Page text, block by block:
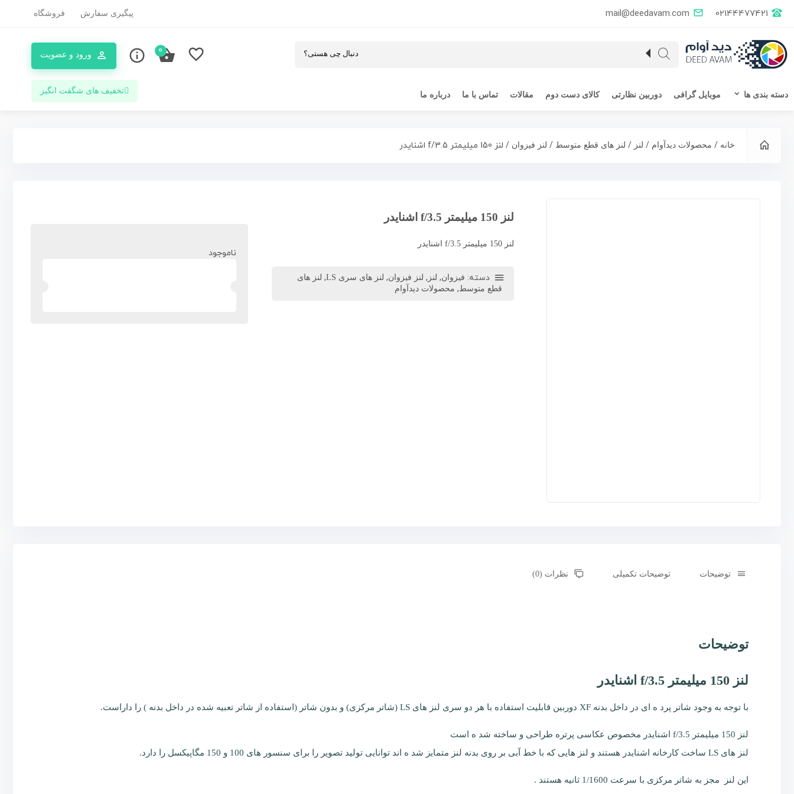
mail@deedavam.com 02144477421 پیگیری سفارش فروشگاه
ورود و عضویت 0
دسته بندی ها موبایل گرافی دوربین نظارتی کالای دست دوم مقالات تماس با ما درباره ما تخفیف های شگفت انگیز
خانه / محصولات دیدآوام / لنز / لنز های قطع متوسط / لنز فیزوان / لنز 150 میلیمتر f/3.5 اشنایدر
لنز 150 میلیمتر f/3.5 اشنایدر
لنز 150 میلیمتر f/3.5 اشنایدر
دسته: فیزوان, لنز , لنز فیزوان, لنز های سری LS , لنز های
قطع متوسط, محصولات دیدآوام
ناموجود
توضیحات توضیحات تکمیلی نظرات (0)
توضیحات
لنز 150 میلیمتر f/3.5 اشنایدر
با توجه به وجود شاتر پرد ه ای در داخل بدنه XF دوربین قابلیت استفاده با هر دو سری لنز های LS (شاتر مرکزی) و بدون شاتر (استفاده از شاتر تعبیه شده در داخل بدنه ) را داراست.
لنز 150 میلیمتر f/3.5 اشنایدر مخصوص عکاسی پرتره طراحی و ساخته شد ه است
لنز های LS ساخت کارخانه اشنایدر هستند و لنز هایی که با خط آبی بر روی بدنه لنز متمایز شد ه اند توانایی تولید تصویر را برای سنسور های 100 و 150 مگاپیکسل را دارد.
این لنز مجز به شاتر مرکزی با سرعت 1/1600 ثانیه هستند .